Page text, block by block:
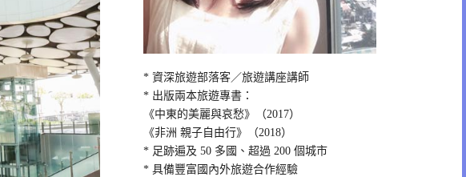
* 資深旅遊部落客／旅遊講座講師
* 出版兩本旅遊專書：
《中東的美麗與哀愁》（2017）
《非洲 親子自由行》（2018）
* 足跡遍及 50 多國、超過 200 個城市
* 具備豐富國內外旅遊合作經驗